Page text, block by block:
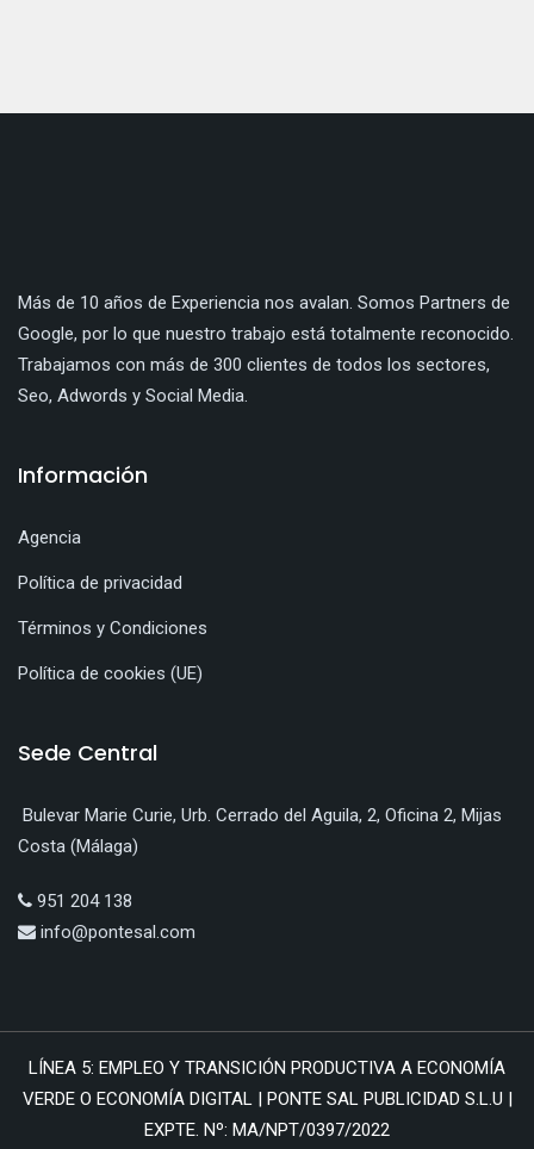
Más de 10 años de Experiencia nos avalan. Somos Partners de
Google, por lo que nuestro trabajo está totalmente reconocido.
Trabajamos con más de 300 clientes de todos los sectores,
Seo, Adwords y Social Media.
Información
Agencia
Política de privacidad
Términos y Condiciones
Política de cookies (UE)
Sede Central
Bulevar Marie Curie, Urb. Cerrado del Aguila, 2, Oficina 2, Mijas
Costa (Málaga)
951 204 138
info@pontesal.com
LÍNEA 5: EMPLEO Y TRANSICIÓN PRODUCTIVA A ECONOMÍA
VERDE O ECONOMÍA DIGITAL | PONTE SAL PUBLICIDAD S.L.U |
EXPTE. Nº: MA/NPT/0397/2022